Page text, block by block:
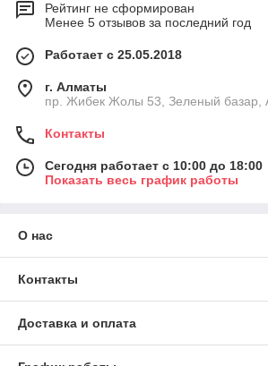
Рейтинг не сформирован
Менее 5 отзывов за последний год
Работает с 25.05.2018
г. Алматы
пр. Жибек Жолы 53, Зеленый базар,
Контакты
Сегодня работает с 10:00 до 18:00
Показать весь график работы
О нас
Контакты
Доставка и оплата